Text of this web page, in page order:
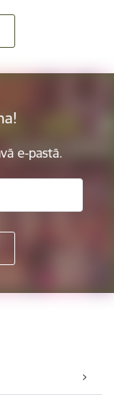
e-pastā.